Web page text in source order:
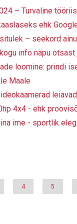
– Turvaline
ehk
– seekord
info näpu
loomine: prindi
Maale
4x4 - ehk
ime - sportlik
Page
4 Page
5